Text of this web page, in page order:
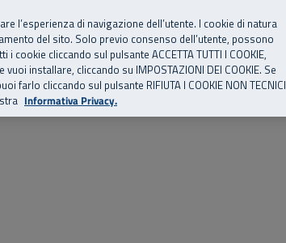
news ed eventi Risorse utili Supporto
l’esperienza di navigazione dell’utente. I cookie di natura
del sito. Solo previo consenso dell’utente, possono
cliccando sul pulsante ACCETTA TUTTI I COOKIE,
installare, cliccando su IMPOSTAZIONI DEI COOKIE. Se
farlo cliccando sul pulsante RIFIUTA I COOKIE NON TECNICI
Informativa Privacy.